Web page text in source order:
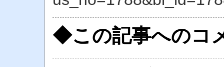
◆この記事へのコ